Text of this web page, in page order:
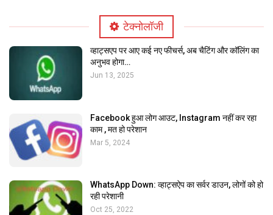
टेक्नोलॉजी
व्हाट्सएप पर आए कई नए फीचर्स, अब चैटिंग और कॉलिंग का
अनुभव होगा…
Jun 13, 2025
Facebook हुआ लोग आउट, Instagram नहीं कर रहा
काम , मत हो परेशान
Mar 5, 2024
WhatsApp Down: व्हाट्सऐप का सर्वर डाउन, लोगों को हो
रही परेशानी
Oct 25, 2022